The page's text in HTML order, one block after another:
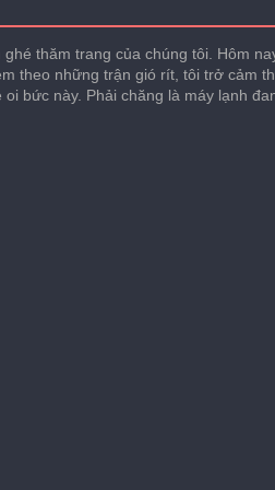
ghé thăm trang của chúng tôi. Hôm
theo những trận gió rít, tôi trở cảm
bức này. Phải chăng là máy lạnh